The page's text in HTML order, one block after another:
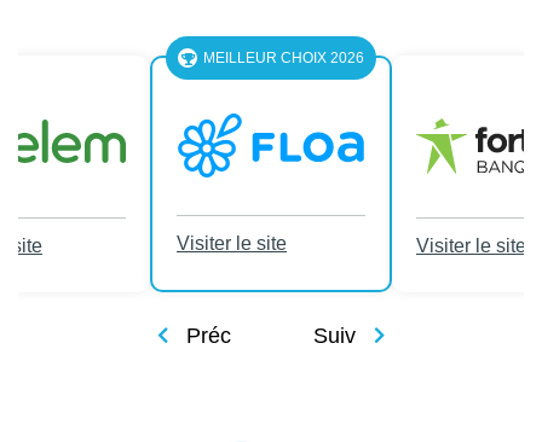
site
MEILLEUR CHOIX 2026
Visiter le site Visiter le site
Préc Suiv